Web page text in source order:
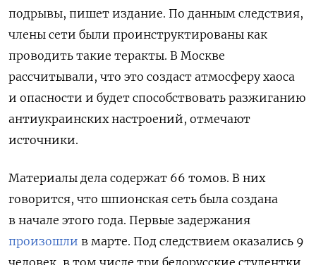
подрывы, пишет издание. По данным следствия,
члены сети были проинструктированы как
проводить такие теракты. В Москве
рассчитывали, что это создаст атмосферу хаоса
и опасности и будет способствовать разжиганию
антиукраинских настроений, отмечают
источники.
Материалы дела содержат 66 томов. В них
говорится, что шпионская сеть была создана
в начале этого года. Первые задержания
произошли в марте. Под следствием оказались 9
человек, в том числе три белорусские студентки,